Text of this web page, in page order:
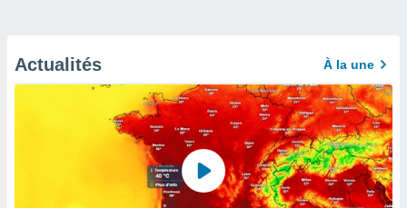
Actualités À la une